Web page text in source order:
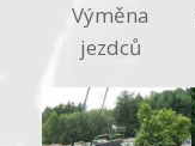
Výměna
jezdců